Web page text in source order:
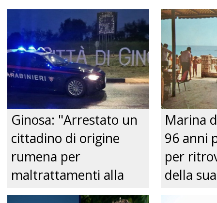
Ginosa: "Arrestato un
cittadino di origine
rumena per
maltrattamenti alla
convivente." Just tv
Marina
96 anni
per
della